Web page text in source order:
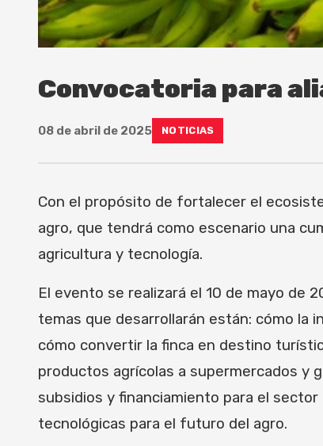
Convocatoria para
08 de abril de 2025 NOTICIAS
Con el propósito de fortalecer el
agro, que tendrá como escenario una
agricultura y tecnología.
El evento se realizará el 10 de mayo de
temas que desarrollarán están: cómo la
cómo convertir la finca en destino
productos agrícolas a supermercados y
subsidios y financiamiento para el
tecnológicas para el futuro del agro.